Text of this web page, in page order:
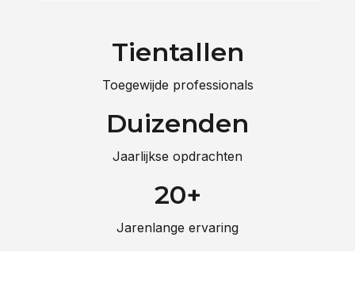
Tientallen
Toegewijde professionals
Duizenden
Jaarlijkse opdrachten
20+
Jarenlange ervaring